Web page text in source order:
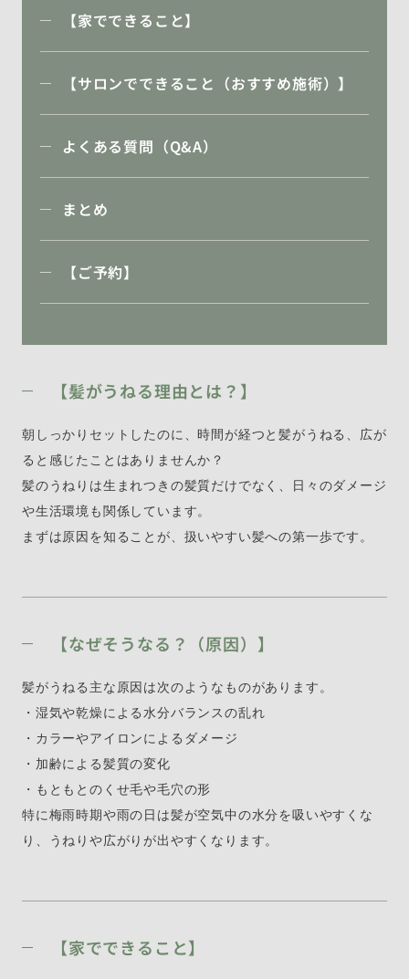
【家でできること】
【サロンでできること（おすすめ施術）】
よくある質問（Q&A）
まとめ
【ご予約】
【髪がうねる理由とは？】
朝しっかりセットしたのに、時間が経つと髪がうねる、広が
ると感じたことはありませんか？
髪のうねりは生まれつきの髪質だけでなく、日々のダメージ
や生活環境も関係しています。
まずは原因を知ることが、扱いやすい髪への第一歩です。
【なぜそうなる？（原因）】
髪がうねる主な原因は次のようなものがあります。
・湿気や乾燥による水分バランスの乱れ
・カラーやアイロンによるダメージ
・加齢による髪質の変化
・もともとのくせ毛や毛穴の形
特に梅雨時期や雨の日は髪が空気中の水分を吸いやすくな
り、うねりや広がりが出やすくなります。
【家でできること】